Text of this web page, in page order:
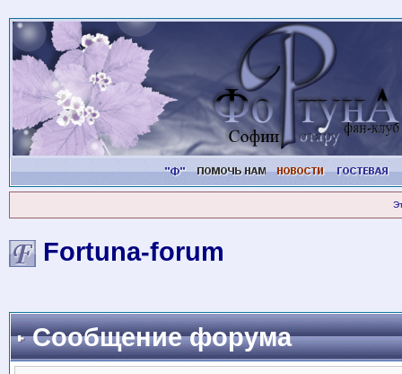
Fortuna-forum
Сообщение форума